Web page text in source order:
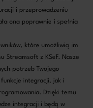
i przeprowadzeniu
ona poprawnie i spełnia
które umożliwią im
Streamsoft z KSeF. Nasze
potrzeb Twojego
integracji, jak i
Dzięki temu
integracji i będą w